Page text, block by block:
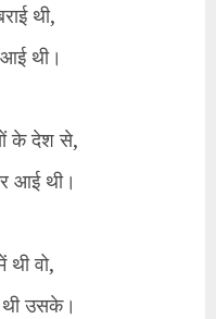
थी,
थी।
के देश से,
आई थी।
थी वो,
थी उसके।